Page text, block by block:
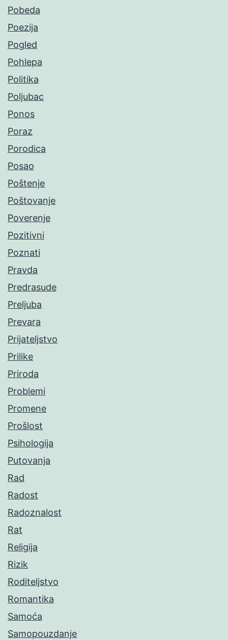
Pobeda
Poezija
Pogled
Pohlepa
Politika
Poljubac
Ponos
Poraz
Porodica
Posao
Poštenje
Poštovanje
Poverenje
Pozitivni
Poznati
Pravda
Predrasude
Preljuba
Prevara
Prijateljstvo
Prilike
Priroda
Problemi
Promene
Prošlost
Psihologija
Putovanja
Rad
Radost
Radoznalost
Rat
Religija
Rizik
Roditeljstvo
Romantika
Samoća
Samopouzdanje